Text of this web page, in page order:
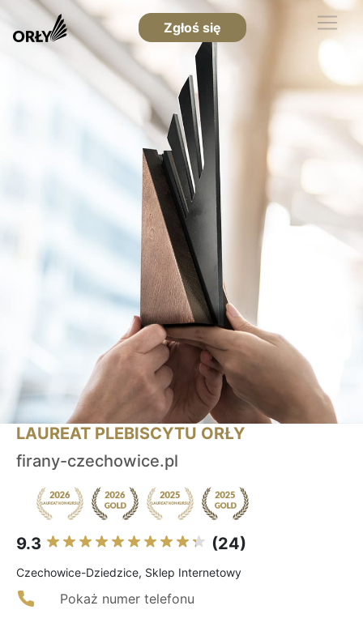
Zgłoś się
LAUREAT PLEBISCYTU ORŁY
firany-czechowice.pl
9.3 (24)
Czechowice-Dziedzice, Sklep Internetowy
Pokaż numer telefonu